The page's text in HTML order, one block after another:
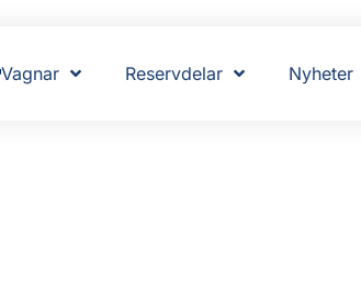
Vagnar Reservdelar Nyheter